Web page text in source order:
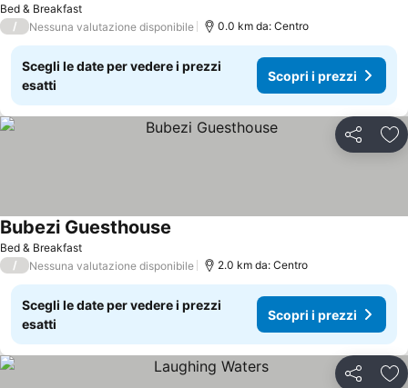
Bed & Breakfast
/ Nessuna valutazione disponibile 0.0 km da: Centro
Scegli le date per vedere i prezzi
esatti
Scopri i prezzi
Condividi
Bed & Breakfast
Bubezi Guesthouse
/ Nessuna valutazione disponibile 2.0 km da: Centro
Scegli le date per vedere i prezzi
esatti
Scopri i prezzi
Condividi